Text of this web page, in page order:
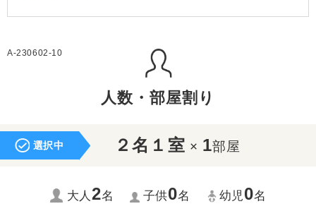
A-230602-10
人数・部屋割り
選択中 ２名１室 × 1部屋
大人2名 子供0名 幼児0名